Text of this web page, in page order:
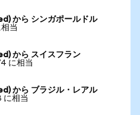
から シンガポールドル
当
から スイスフラン
に相当
から ブラジル・レアル
に相当